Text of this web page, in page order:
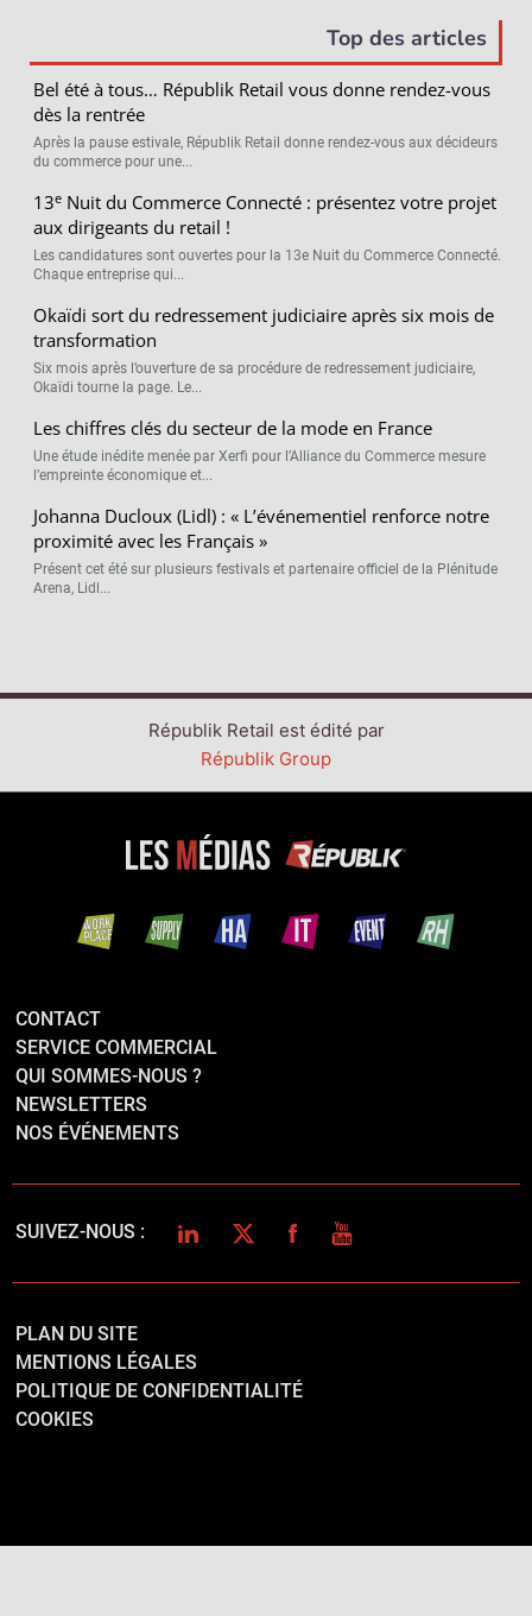
Top des articles
Bel été à tous… Républik Retail vous donne rendez-vous
dès la rentrée
Après la pause estivale, Républik Retail donne rendez-vous aux décideurs
du commerce pour une...
13e Nuit du Commerce Connecté : présentez votre projet
aux dirigeants du retail !
Les candidatures sont ouvertes pour la 13e Nuit du Commerce Connecté.
Chaque entreprise qui...
Okaïdi sort du redressement judiciaire après six mois de
transformation
Six mois après l’ouverture de sa procédure de redressement judiciaire,
Okaïdi tourne la page. Le...
Les chiffres clés du secteur de la mode en France
Une étude inédite menée par Xerfi pour l’Alliance du Commerce mesure
l’empreinte économique et...
Johanna Ducloux (Lidl) : « L’événementiel renforce notre
proximité avec les Français »
Présent cet été sur plusieurs festivals et partenaire officiel de la Plénitude
Arena, Lidl...
Républik Retail est édité par
Républik Group
CONTACT
SERVICE COMMERCIAL
QUI SOMMES-NOUS ?
NEWSLETTERS
NOS ÉVÉNEMENTS
SUIVEZ-NOUS : LINKEDINTWITTERFACEBOOK
YOUTUBE
PLAN DU SITE
MENTIONS LÉGALES
POLITIQUE DE CONFIDENTIALITÉ
COOKIES